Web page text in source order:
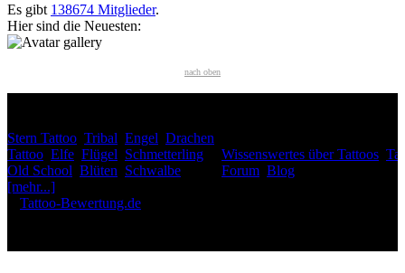
Es gibt 138674 Mitglieder.
Hier sind die Neuesten:
nach oben
Stern Tattoo Tribal Engel Drachen
Tattoo Elfe Flügel Schmetterling
Old School Blüten Schwalbe
[mehr...]
Wissenswertes über Tattoos
Forum Blog
Tattoo-Bewertung.de